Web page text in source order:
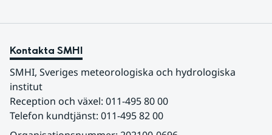
Kontakta SMHI
SMHI, Sveriges meteorologiska och hydrologiska
institut
Reception och växel: 011-495 80 00
Telefon kundtjänst: 011-495 82 00